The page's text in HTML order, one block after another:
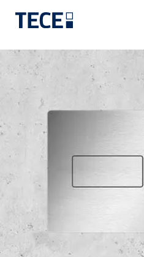
Skip to main content